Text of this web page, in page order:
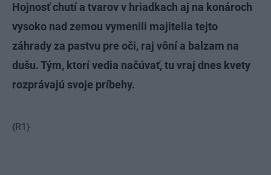
Hojnosť chutí a tvarov v hriadkach aj na konároch
vysoko nad zemou vymenili majitelia tejto
záhrady za pastvu pre oči, raj vôní a balzam na
dušu. Tým, ktorí vedia načúvať, tu vraj dnes kvety
rozprávajú svoje príbehy.
{R1}